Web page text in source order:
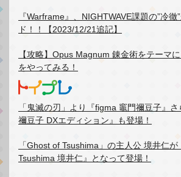
『Warframe』、NIGHTWAVE課題の”冷徹
ド！！【2023/12/21追記】
【攻略】Opus Magnum 錬金術をテーマ
をやってみる！
「鬼滅の刃」より『figma 竈門禰豆子』
禰豆子 DXエディション』も登場！
「Ghost of Tsushima」の主人公 境井仁
Tsushima 境井仁』となって登場！